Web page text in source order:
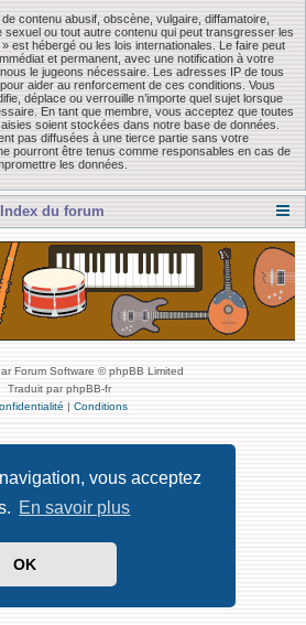
vous acceptez
En savoir plus
OK
contenu abusif, obscène, vulgaire, diffamatoire,
ou tout autre contenu qui peut transgresser les
est hébergé ou les lois internationales. Le faire peut
et permanent, avec une notification à votre
le jugeons nécessaire. Les adresses IP de tous
aider au renforcement de ces conditions. Vous
déplace ou verrouille n’importe quel sujet lorsque
En tant que membre, vous acceptez que toutes
soient stockées dans notre base de données.
pas diffusées à une tierce partie sans votre
pourront être tenus comme responsables en cas de
les données.
Index du forum
Forum Software © phpBB Limited
Traduit par phpBB-fr
| Conditions